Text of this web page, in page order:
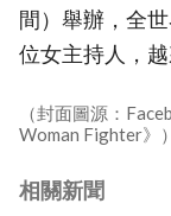
間）舉辦，全
位女主持人，
（封面圖源：
Woman Fighter》）
相關新聞